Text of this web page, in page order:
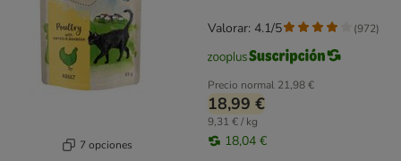
7 opciones
Precio normal 21,98 €
18,99 €
9,31 € / kg
18,04 €
Valorar: 4.1/5 (972)